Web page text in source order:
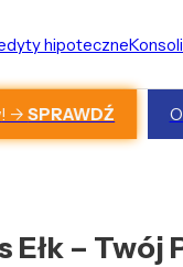
hipoteczne
! ->SPRAWDŹ
Ełk –